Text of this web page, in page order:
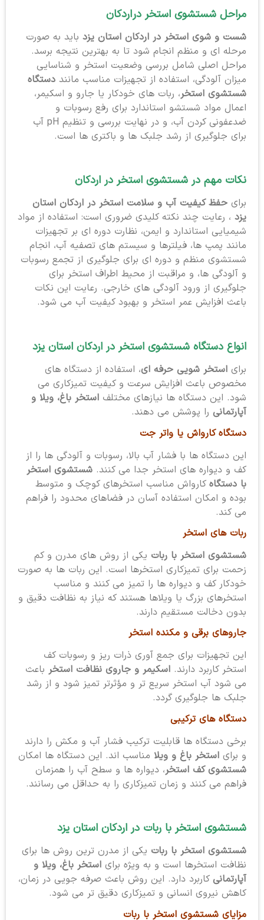
مراحل شستشوی استخر دراردکان
شست و شوی استخر در اردکان استان یزدباید به صورت
مرحله ای و منظم انجام شود تا به بهترین نتیجه برسد.
مراحل اصلی شامل بررسی وضعیت استخر و شناسایی
میزان آلودگی، استفاده از تجهیزات مناسب مانند دستگاه
شستشوی استخر، ربات های خودکار یا جارو و اسکیمر،
اعمال مواد شستشو استاندارد برای رفع رسوبات و
ضدعفونی کردن آب، و در نهایت بررسی و تنظیم pH آب
برای جلوگیری از رشد جلبک ها و باکتری ها است.
نکات مهم در شستشوی استخر در اردکان
برای حفظ کیفیت آب و سلامت استخر در اردکان استان
یزد ، رعایت چند نکته کلیدی ضروری است: استفاده از مواد
شیمیایی استاندارد و ایمن، نظارت دوره ای بر تجهیزات
مانند پمپ ها، فیلترها و سیستم های تصفیه آب، انجام
شستشوی منظم و دوره ای برای جلوگیری از تجمع رسوبات
و آلودگی ها، و مراقبت از محیط اطراف استخر برای
جلوگیری از ورود آلودگی های خارجی. رعایت این نکات
باعث افزایش عمر استخر و بهبود کیفیت آب می شود.
انواع دستگاه شستشوی استخر در اردکان استان یزد
برای استخر شویی حرفه ای، استفاده از دستگاه های
مخصوص باعث افزایش سرعت و کیفیت تمیزکاری می
شود. این دستگاه ها نیازهای مختلف استخر باغ، ویلا و
آپارتمانیرا پوشش می دهند.
دستگاه کارواش یا واتر جت
این دستگاه ها با فشار آب بالا، رسوبات و آلودگی ها را از
کف و دیواره های استخر جدا می کنند. شستشوی استخر
با دستگاهکارواش مناسب استخرهای کوچک و متوسط
بوده و امکان استفاده آسان در فضاهای محدود را فراهم
می کند.
ربات های استخر
شستشوی استخر با رباتیکی از روش های مدرن و کم
زحمت برای تمیزکاری استخرها است. این ربات ها به صورت
خودکار کف و دیواره ها را تمیز می کنند و مناسب
استخرهای بزرگ یا ویلاها هستند که نیاز به نظافت دقیق و
بدون دخالت مستقیم دارند.
جاروهای برقی و مکنده استخر
این تجهیزات برای جمع آوری ذرات ریز و رسوبات کف
استخر کاربرد دارند. اسکیمر و جاروی نظافت استخرباعث
می شود آب استخر سریع تر و مؤثرتر تمیز شود و از رشد
جلبک ها جلوگیری گردد.
دستگاه های ترکیبی
برخی دستگاه ها قابلیت ترکیب فشار آب و مکش را دارند
و برای استخر باغ و ویلامناسب اند. این دستگاه ها امکان
شستشوی کف استخر، دیواره ها و سطح آب را همزمان
فراهم می کنند و زمان تمیزکاری را به حداقل می رسانند.
شستشوی استخر با ربات در اردکان استان یزد
شستشوی استخر با رباتیکی از مدرن ترین روش ها برای
نظافت استخرها است و به ویژه برای استخر باغ، ویلا و
آپارتمانیکاربرد دارد. این روش باعث صرفه جویی در زمان،
کاهش نیروی انسانی و تمیزکاری دقیق تر می شود.
مزایای شستشوی استخر با ربات